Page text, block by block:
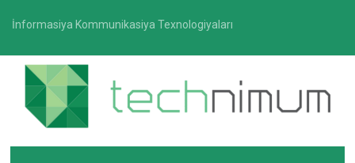
İnformasiya Kommunikasiya Texnologiyaları
TECHNIMUM
İnformasiya-kommunikasiya texnologiyaları üzrə
media platforması